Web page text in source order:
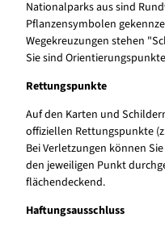
Nationalparks aus sind
Pflanzensymbolen
Wegekreuzungen stehen
Sie sind
Rettungspunkte
Auf den Karten und
offiziellen Rettungspunkte
Bei Verletzungen können
den jeweiligen Punkt
flächendeckend.
Haftungsausschluss